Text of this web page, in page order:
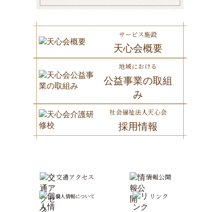
サービス施設
天心会概要
地域における
公益事業の取組
み
社会福祉法人天心会
採用情報
交通アクセス 情報公開
個人情報について リンク